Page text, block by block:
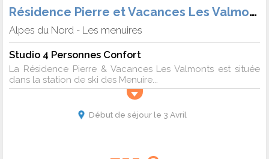
Résidence Pierre et Vacances Les Valmonts
Alpes du Nord - Les menuires
Studio 4 Personnes Confort
La Résidence Pierre & Vacances Les Valmonts est située
dans la station de ski des Menuire...
Début de séjour le 3 Avril